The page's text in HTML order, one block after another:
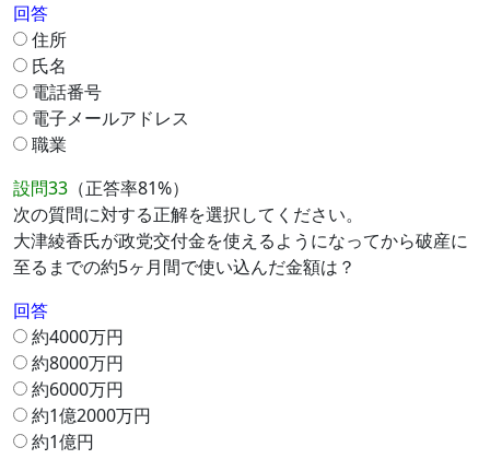
回答
住所
氏名
電話番号
電子メールアドレス
職業
設問33 （正答率81%）
次の質問に対する正解を選択してください。
大津綾香氏が政党交付金を使えるようになってから破産に
至るまでの約5ヶ月間で使い込んだ金額は？
回答
約4000万円
約8000万円
約6000万円
約1億2000万円
約1億円